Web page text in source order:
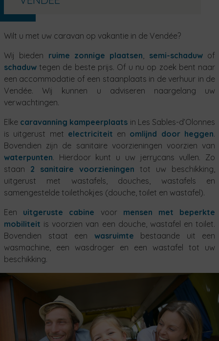
Wilt u met uw caravan op vakantie in de Vendée?
Wij bieden ruime zonnige plaatsen semi-schaduwof
schaduw tegen de beste prijs. Of u nu op zoek bent naar
een accommodatie of een staanplaats in de verhuur in de
Vendée. Wij kunnen u adviseren naargelang uw
verwachtingen.
Elke caravanning kampeerplaats in Les Sables-d’Olonnes
is uitgerust met electriciteit en omlijnd door heggen.
Bovendien zijn de sanitaire voorzieningen voorzien van
waterpunten. Hierdoor kunt u uw jerrycans vullen. Zo
staan 2 sanitaire voorzieningen tot uw beschikking,
uitgerust met wastafels, douches, wastafels en
samengestelde toilethokjes (douche, toilet en wastafel).
Een uitgeruste cabine voor mensen met beperkte
mobiliteit is voorzien van een douche, wastafel en toilet.
Bovendien staat een wasruimte bestaande uit een
wasmachine, een wasdroger en een wastafel tot uw
beschikking.